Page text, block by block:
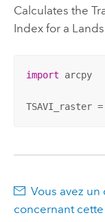
Calculates the
Index for a
import arcpy
TSAVI_raster
Vous avez
concernant